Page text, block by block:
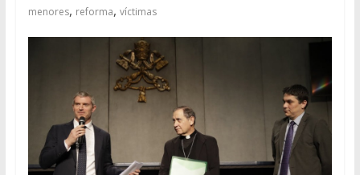
menores, reforma, víctimas